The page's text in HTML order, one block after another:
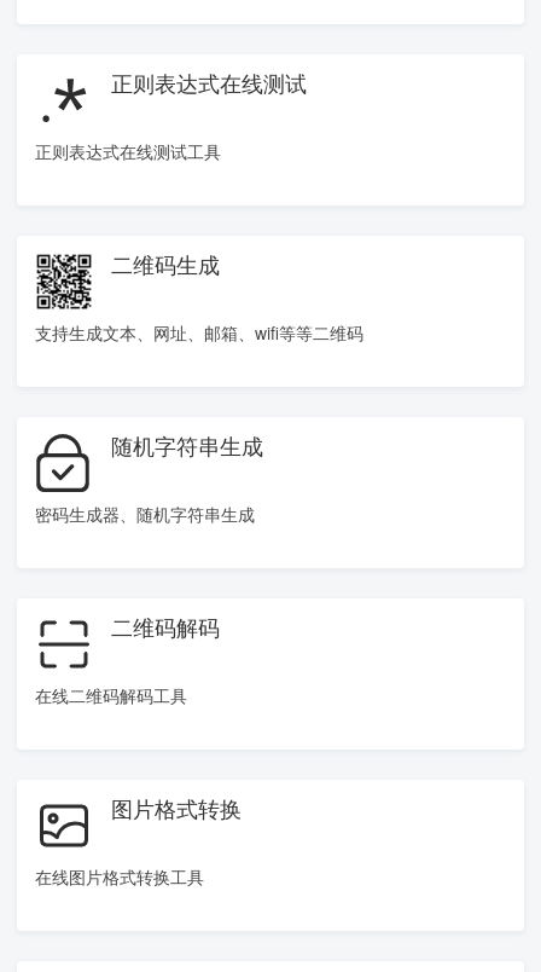
正则表达式在线测试
正则表达式在线测试工具
二维码生成
支持生成文本、网址、邮箱、wifi等等二维码
随机字符串生成
密码生成器、随机字符串生成
二维码解码
在线二维码解码工具
图片格式转换
在线图片格式转换工具